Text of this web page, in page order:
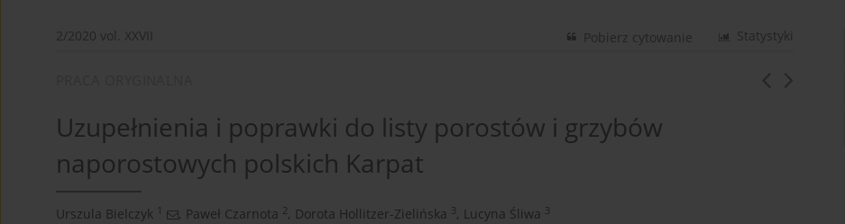
2/2020 vol. XXVII Statystyki
Pobierz cytowanie
Uzupełnienia i poprawki do listy porostów i grzybów
naporostowych polskich Karpat
Urszula Bielczyk 1 , Paweł Czarnota 2, Dorota Hollitzer-Zielińska 3, Lucyna Śliwa 3